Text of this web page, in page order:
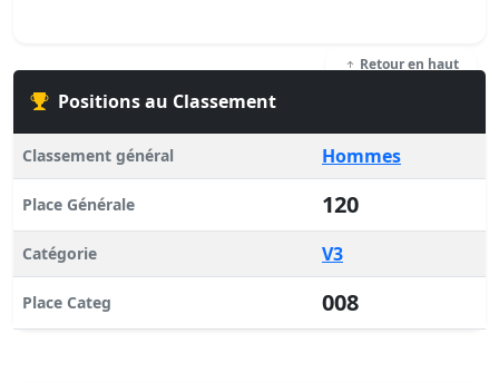
Retour en haut
Positions au Classement
Classement général Hommes
Place Générale 120
Catégorie V3
Place Categ 008